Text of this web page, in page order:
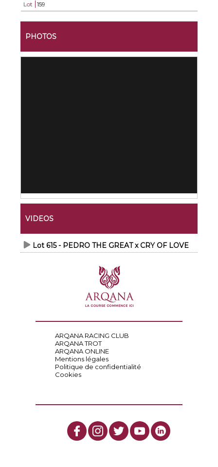
Lot
159
PHOTOS
VIDEOS
Lot 615 - PEDRO THE GREAT x CRY OF LOVE
ARQANA RACING CLUB
ARQANA TROT
ARQANA ONLINE
Mentions légales
Politique de confidentialité
Cookies